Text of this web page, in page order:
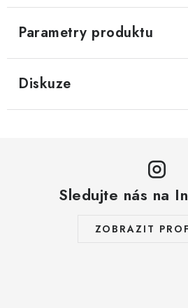
Parametry produktu
Diskuze
Sledujte nás na
ZOBRAZIT